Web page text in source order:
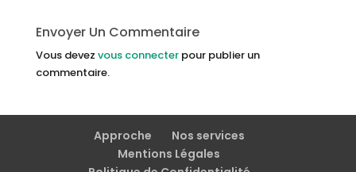
Envoyer Un Commentaire
Vous devez vous connecterpour publier un
commentaire.
Approche
Nos services
Mentions Légales